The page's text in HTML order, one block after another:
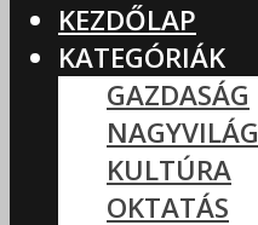
KEZDŐLAP
KATEGÓRIÁK
GAZDASÁG
NAGYVILÁG
KULTÚRA
OKTATÁS